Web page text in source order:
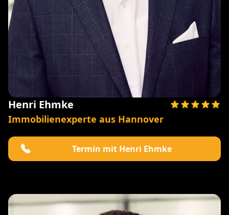
Henri Ehmke
Immobilienexperte aus Hannover
Termin mit Henri Ehmke